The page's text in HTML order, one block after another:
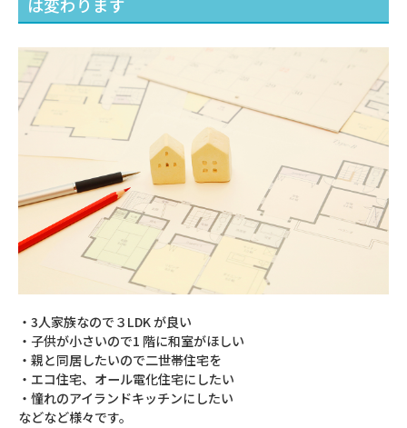
は変わります
‧3⼈家族なので３LDK が良い
‧⼦供が⼩さいので1 階に和室がほしい
‧親と同居したいので⼆世帯住宅を
‧エコ住宅、オール電化住宅にしたい
‧憧れのアイランドキッチンにしたい
などなど様々です。